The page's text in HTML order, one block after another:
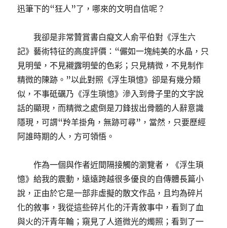
迅筆下的“狂人”了，哪來的文明自信呢？
我卻是非常贊賞書白癡文人俞平伯對《浮生六
記》藝術特征的高度評價：“儼如一塊純美的水晶，只
見明瑩，不見襯露明瑩的色彩；只見精微，不見制作
精微的陳跡。”以此對照《浮生瑣憶》卻是有幾分類
似，不事砥礪乃《浮生瑣憶》滲入到骨子里的文字說
話的顯現，而精微之處倒是刀鋒拔出骨髓的人辭意識
隱現，可謂“羚羊掛角，無跡可尋”，當然，只要歷經
阿誰時期的人，方可領悟。
作為一個與作者近間隔接觸的瀏覽者，《浮生瑣
憶》給我的震動，遠遠跨越很多優良的自傳體長篇小
說，正由於它是一部非虛擬的散文作品，且均為碎片
化的敘事，我從這些碎片化的汗青敘事中，看到了血
與火的汗青年輪；窺見了人道微光的燭照；看到了一